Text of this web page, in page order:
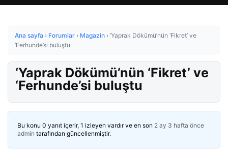
Ana sayfa › Forumlar › Magazin › ‘Yaprak Dökümü’nün ‘Fikret’ ve
‘Ferhunde’si buluştu
‘Yaprak Dökümü’nün ‘Fikret’ ve
‘Ferhunde’si buluştu
Bu konu 0 yanıt içerir, 1 izleyen vardır ve en son 2 ay 3 hafta önce
admin tarafından güncellenmiştir.